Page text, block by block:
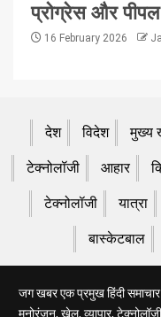
प्रोग्रेस और
16 February 2026
देश विदेश मुख्य
टेक्नोलॉजी आहार
टेक्नोलॉजी यात्रा
बास्केटबाल
जग खबर एक प्रमुख हिंदी समाचार
मनोरंजन, खेल, व्यापार,